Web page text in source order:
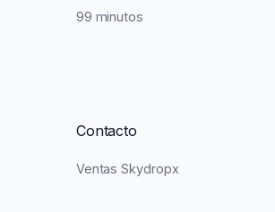
99 minutos
Contacto
Ventas Skydropx